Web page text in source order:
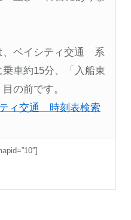
、ベイシティ交通 系
車約15分、「入船東
の前です。
ィ交通 時刻表検索